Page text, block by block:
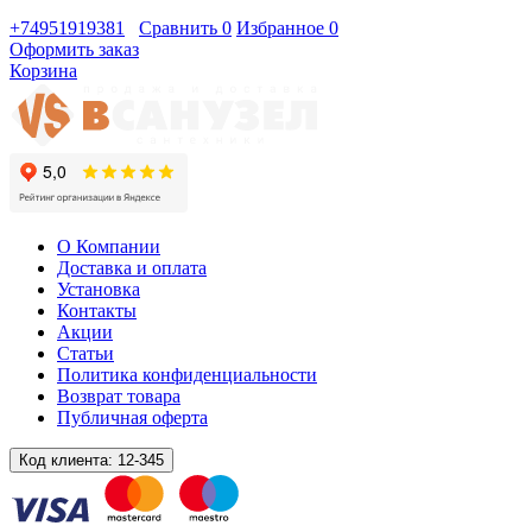
+74951919381
Сравнить 0 Избранное 0
Оформить заказ
Корзина
О Компании
Доставка и оплата
Установка
Контакты
Акции
Статьи
Политика конфиденциальности
Возврат товара
Публичная оферта
Код клиента: 12-345